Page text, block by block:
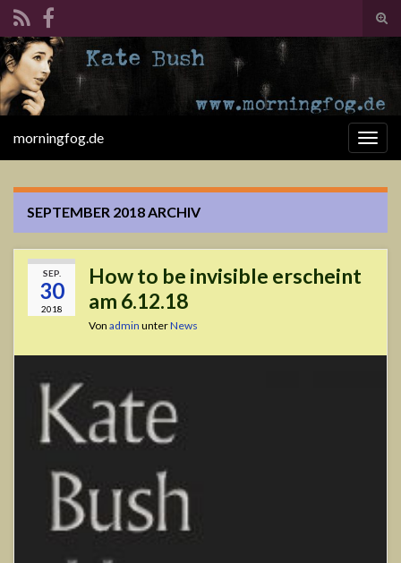
Search for:
morningfog.de
SEPTEMBER 2018ARCHIV
SEP.
30
2018
How to be invisible erscheint
am 6.12.18
Von admin unterNews